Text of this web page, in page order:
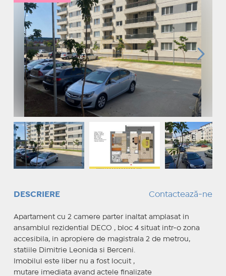
DESCRIERE Contactează-ne
Apartament cu 2 camere parter inaltat amplasat in
ansamblul rezidential DECO , bloc 4 situat intr-o zona
accesibila, in apropiere de magistrala 2 de metrou,
statiile Dimitrie Leonida si Berceni.
Imobilul este liber nu a fost locuit ,
mutare imediata avand actele finalizate